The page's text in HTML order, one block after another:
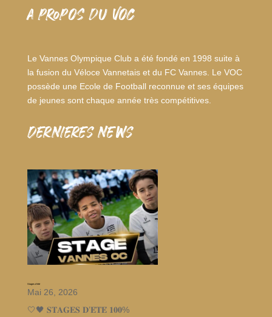
A PROPOS DU VOC
Le Vannes Olympique Club a été fondé en 1998 suite à
la fusion du Véloce Vannetais et du FC Vannes. Le VOC
possède une Ecole de Football reconnue et ses équipes
de jeunes sont chaque année très compétitives.
dernieres news
Stages d’été
Mai 26, 2026
🤍🖤 𝐒𝐓𝐀𝐆𝐄𝐒 𝐃’𝐄́𝐓𝐄́ 𝟏𝟎𝟎%